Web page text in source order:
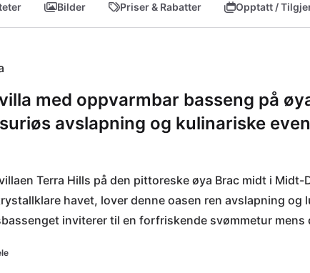
Bilder Priser & Rabatter Opptatt /
med oppvarmbar basseng på
avslapning og kulinariske
Terra Hills på den pittoreske øya Brac midt i Midt-
havet, lover denne oasen ren avslapning og
inviterer til en forfriskende svømmetur mens
ved havet. Nyt deilige lokale spesialiteter på
Konoba Kogula eller la deg friste av de kulinariske